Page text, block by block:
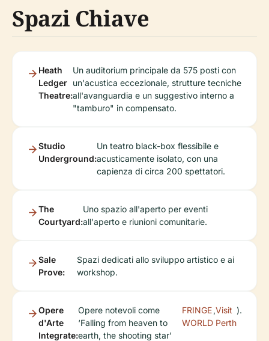
Spazi Chiave
Heath
Ledger
Theatre:
Un auditorium principale da 575 posti con
un'acustica eccezionale, strutture tecniche
all'avanguardia e un suggestivo interno a
"tamburo" in compensato.
Studio
Underground:
Un teatro black-box flessibile e
acusticamente isolato, con una
capienza di circa 200 spettatori.
The
Courtyard:
Uno spazio all'aperto per eventi
all'aperto e riunioni comunitarie.
Sale
Prove:
Spazi dedicati allo sviluppo artistico e ai
workshop.
Opere
d'Arte
Integrate:
Opere notevoli come
‘Falling from heaven to
earth, the shooting star’
FRINGE
WORLD
,Visit
Perth
).